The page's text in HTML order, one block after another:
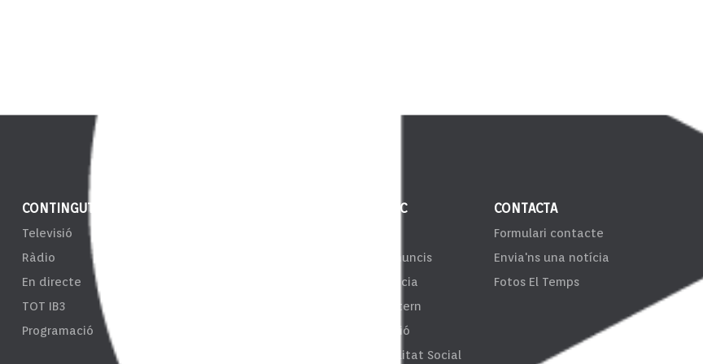
CONTINGUT
Televisió
Ràdio
En directe
TOT IB3
Programació
ENS PÚBLIC
Tauler d'anuncis
Transparència
Sistema Intern
d'Informació
Responsibilitat Social
CONTACTA
Formulari contacte
Envia'ns una notícia
Fotos El Temps